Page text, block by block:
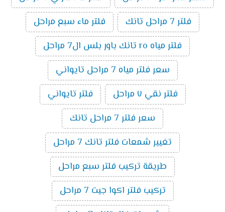
فلتر 7 مراحل تانك
فلتر ماء سبع مراحل
فلتر مياه ro تانك باور بلس ال7 مراحل
سعر فلتر مياه 7 مراحل تايواني
فلتر نقي ٧ مراحل
فلتر تايواني
سعر فلتر 7 مراحل تانك
تغيير شمعات فلتر تانك 7 مراحل
طريقة تركيب فلتر سبع مراحل
تركيب فلتر اكوا جيت 7 مراحل